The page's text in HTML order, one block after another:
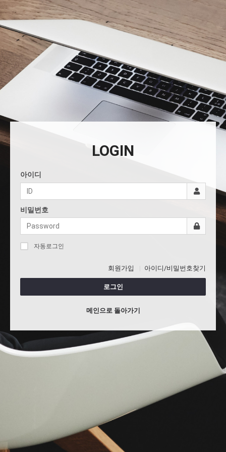
LOGIN
아이디
비밀번호
자동로그인
회원가입 아이디/비밀번호찾기
로그인
메인으로 돌아가기